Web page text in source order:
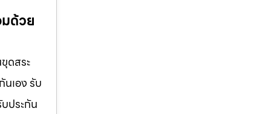
มด้วย
ดสระ
เอง รับ
ประกัน